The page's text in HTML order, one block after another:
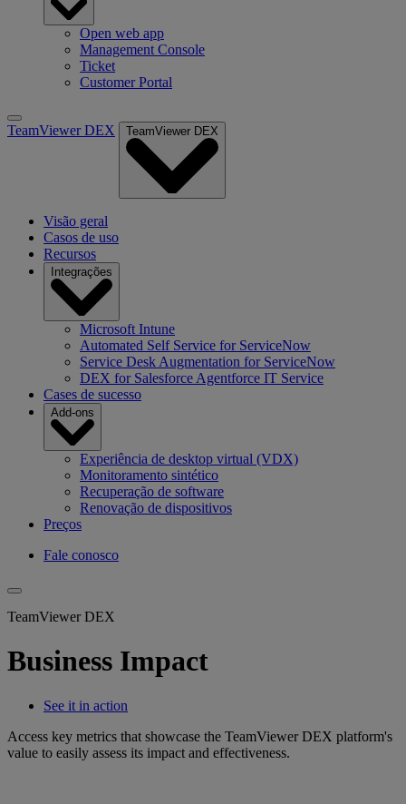
Open web app
Management Console
Ticket
Customer Portal
TeamViewer DEX TeamViewer DEX
Visão geral
Casos de uso
Recursos
Integrações
Microsoft Intune
Automated Self Service for ServiceNow
Service Desk Augmentation for ServiceNow
DEX for Salesforce Agentforce IT Service
Cases de sucesso
Add-ons
Experiência de desktop virtual (VDX)
Monitoramento sintético
Recuperação de software
Renovação de dispositivos
Preços
Fale conosco
TeamViewer DEX
Business Impact
See it in action
Access key metrics that showcase the TeamViewer DEX platform's
value to easily assess its impact and effectiveness.